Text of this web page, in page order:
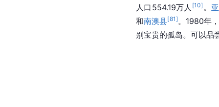
人口554.19万人 [10] 。
和南澳县[81] 。1980年
别宝贵的孤岛。可以品